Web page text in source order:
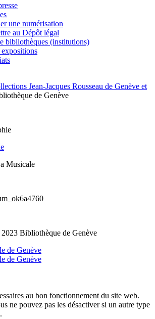
une numérisation
au Dépôt légal
bibliothèques (institutions)
Bibliothèque de Genève
au bon fonctionnement du site web.
ne pouvez pas les désactiver si un autre type